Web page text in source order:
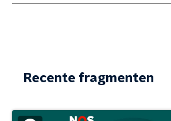
Recente fragmenten